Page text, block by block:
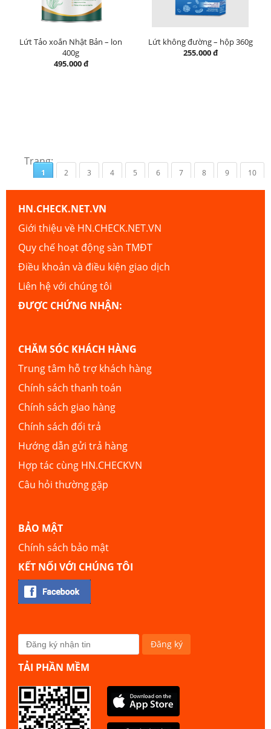
Lứt Tảo xoắn Nhật Bản – lon
400g
495.000 đ
Lứt không đường – hộp 360g
255.000 đ
Trang:
1 2 3 4 5 6 7 8 9 10
HN.CHECK.NET.VN
Giới thiệu về HN.CHECK.NET.VN
Quy chế hoạt động sàn TMĐT
Điều khoản và điều kiện giao dịch
Liên hệ với chúng tôi
ĐƯỢC CHỨNG NHẬN:
CHĂM SÓC KHÁCH HÀNG
Trung tâm hỗ trợ khách hàng
Chính sách thanh toán
Chính sách giao hàng
Chính sách đổi trả
Hướng dẫn gửi trả hàng
Hợp tác cùng HN.CHECKVN
Câu hỏi thường gặp
BẢO MẬT
Chính sách bảo mật
KẾT NỐI VỚI CHÚNG TÔI
TẢI PHẦN MỀM